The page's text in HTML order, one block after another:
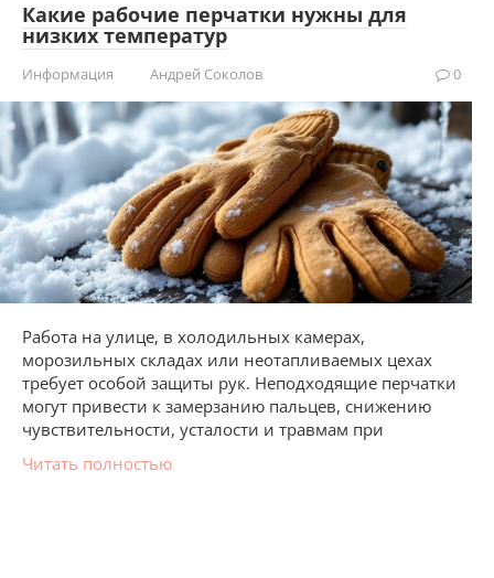
Какие рабочие перчатки нужны для
низких температур
Информация Андрей Соколов 0
Работа на улице, в холодильных камерах,
морозильных складах или неотапливаемых цехах
требует особой защиты рук. Неподходящие перчатки
могут привести к замерзанию пальцев, снижению
чувствительности, усталости и травмам при
Читать полностью